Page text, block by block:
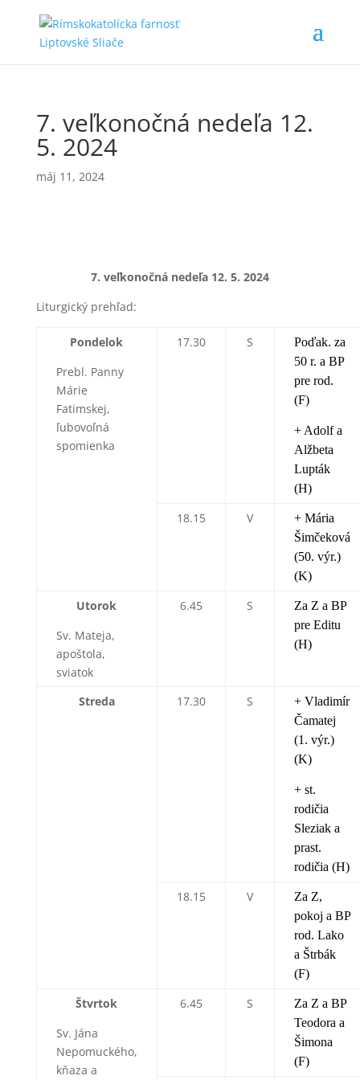
7. veľkonočná nedeľa 12.
5. 2024
máj 11, 2024
7. veľkonočná nedeľa 12. 5. 2024
Liturgický prehľad:
Pondelok
Prebl. Panny
Márie
Fatimskej,
ľubovoľná
spomienka
17.30 S
Poďak. za
50 r. a BP
pre rod.
(F)
+ Adolf a
Alžbeta
Lupták
(H)
18.15 V
+ Mária
Šimčeková
(50. výr.)
(K)
Utorok
Sv. Mateja,
apoštola,
sviatok
6.45 S
Za Z a BP
pre Editu
(H)
Streda 17.30 S
+ Vladimír
Čamatej
(1. výr.)
(K)
+ st.
rodičia
Sleziak a
prast.
rodičia (H)
18.15 V
Za Z,
pokoj a BP
rod. Lako
a Štrbák
(F)
Štvrtok
Sv. Jána
Nepomuckého,
kňaza a
6.45 S
Za Z a BP
Teodora a
Šimona
(F)